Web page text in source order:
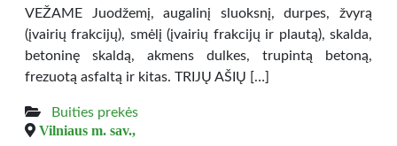
VEŽAME Juodžemį, augalinį sluoksnį, durpes, žvyrą
(įvairių frakcijų), smėlį (įvairių frakcijų ir plautą), skalda,
betoninę skaldą, akmens dulkes, trupintą betoną,
frezuotą asfaltą ir kitas. TRIJŲ AŠIŲ […]
Buities prekės
Vilniaus m. sav.,